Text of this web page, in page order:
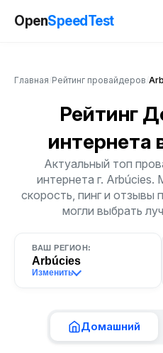
OpenSpeedTest
Главная Рейтинг провайдеров
Рейтинг
интернета
Актуальный топ
интернета г.
скорость, пинг и отзывы
могли выбрать
ВАШ РЕГИОН:
Arbúcies
Изменить
Домашний